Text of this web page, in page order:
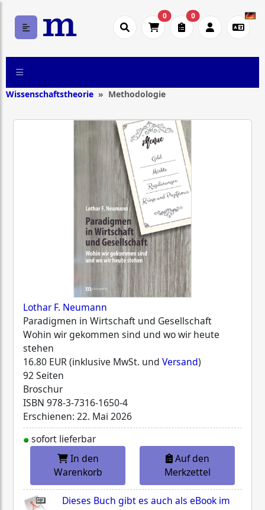
0 0
Wissenschaftstheorie Methodologie
Lothar F. Neumann
Paradigmen in Wirtschaft und Gesellschaft
Wohin wir gekommen sind und wo wir heute
stehen
16.80 EUR (inklusive MwSt. und Versand)
92 Seiten
Broschur
ISBN 978-3-7316-1650-4
Erschienen: 22. Mai 2026
sofort lieferbar
In den
Warenkorb
Auf den
Merkzettel
Dieses Buch gibt es auch als eBook im